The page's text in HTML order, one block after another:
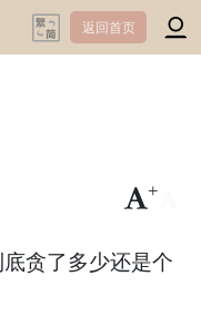
返回首页
+
贪了多少还是个